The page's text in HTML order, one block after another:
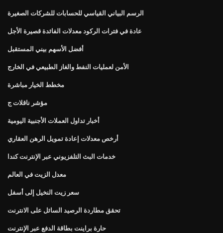
الرسم البياني القياسي للحسابات للشركات الصغيرة
عادة في فترات الركود معدلات الفائدة قصيرة الأجل
أفضل الأسهم بيني المستقبل
الأمن لعمليات النفط والغاز الطبيعي في الخارج
مخطط الخيار مباشرة
مؤشر ناقلات ج
أخبار تداول العملات الأجنبية اليومية
أرخص معدلات إعادة تمويل الرهن العقاري
خدمات البث التلفزيوني عبر الإنترنت كندا
معدل الزيت في العالم
سعر زيت النخيل إلى أسفل
تحقق مطاردة الرصيد السائل على الانترنت
حارة براينت بطاقة الدفع عبر الإنترنت